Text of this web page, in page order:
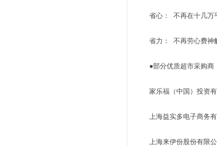
省心： 不再在十几万
省力： 不再劳心费神
●部分优质超市采购商
家乐福（中国）投资
上海益实多电子商务
上海来伊份股份有限